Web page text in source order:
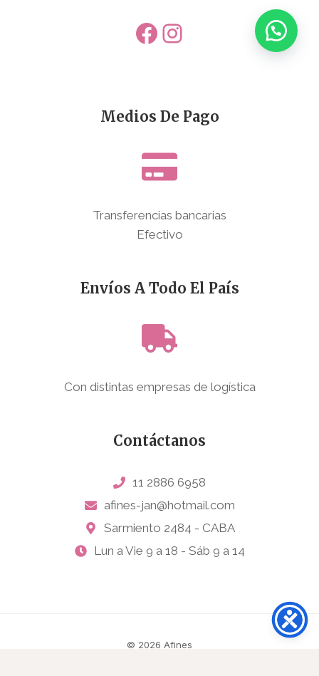
Facebook
Instagram
Medios De Pago
Transferencias bancarias
Efectivo
Envíos A Todo El País
Con distintas empresas de logística
Contáctanos
11 2886 6958
afines-jan@hotmail.com
Sarmiento 2484 - CABA
Lun a Vie 9 a 18 - Sáb 9 a 14
© 2026 Afines